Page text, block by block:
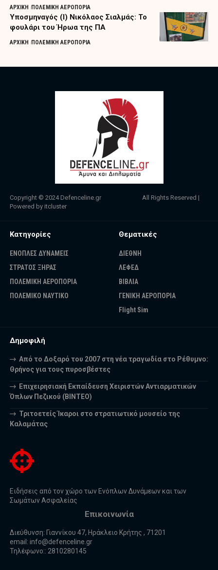
ΑΡΧΙΚΗ ΠΟΛΕΜΙΚΗ ΑΕΡΟΠΟΡΙΑ
Υποσμηναγός (Ι) Νικόλαος Σιαλμάς: Το
φουλάρι του Ήρωα της ΠΑ
ΑΡΧΙΚΗ ΠΟΛΕΜΙΚΗ ΑΕΡΟΠΟΡΙΑ
Copyright © 2024 Defenceline.gr All Rights Reserved |
Powered by itcluster
Κατηγορίες
ΕΝΟΠΛΕΣ ΔΥΝΑΜΕΙΣ
ΣΤΡΑΤΟΣ ΞΗΡΑΣ
ΠΟΛΕΜΙΚΗ ΑΕΡΟΠΟΡΙΑ
ΠΟΛΕΜΙΚΟ ΝΑΥΤΙΚΟ
Θεματικές
ΔΙΕΘΝΗ
ΛΕΦΕΔ
ΒΙΒΛΙΑ
ΓΕΝΙΚΗ ΑΕΡΟΠΟΡΙΑ
Flight Sim
Δημοφιλή
Από το Δοξαρό του 2007 στη νέα τραγωδία στο Ρέθυμνο:
Θρήνος για τους πυροσβέστες
Επιχειρησιακή Εκπαίδευση Χειριστών Αντιαρματικών
Όπλων Πεζικού (ΒΙΝΤΕΟ)
Τριτοετείς Ίκαροι στο στρατιωτικό μουσείο της
Καλαμάτας
Ειδήσεις από τον χώρο των Ενόπλων Δυνάμεων και των
Σωμάτων Ασφαλείας
Επικοινωνία
Διεύθυνση: Γιαννίκου 47, Ηράκλειο Κρήτης , 71201
email: info@defenceline.gr
Τηλέφωνο:: 2810280145